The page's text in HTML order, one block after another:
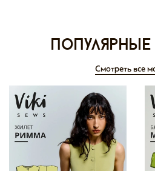
Популярные
Смотреть все